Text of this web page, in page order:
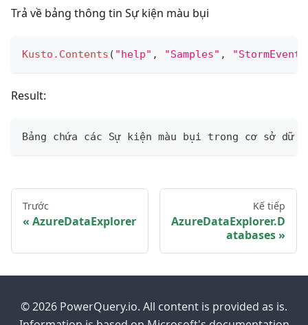
Trả về bảng thông tin Sự kiện màu bụi
Kusto.Contents ( "help" , "Samples" ,
Result:
Bảng chứa các Sự kiện màu bụi trong cơ sở
Trước
AzureDataExplorer
Kế tiếp
AzureDataExplorer.D
atabases
© 2026 PowerQuery.io. All content is provided as is.